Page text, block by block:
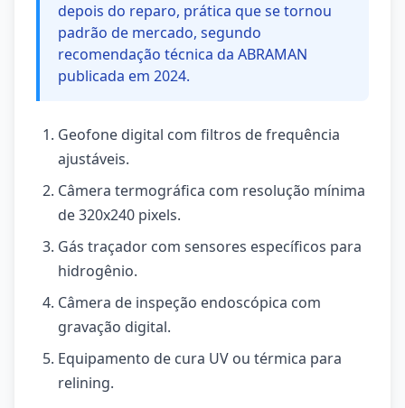
depois do reparo, prática que se tornou
padrão de mercado, segundo
recomendação técnica da ABRAMAN
publicada em 2024.
Geofone digital com filtros de frequência
ajustáveis.
Câmera termográfica com resolução mínima
de 320x240 pixels.
Gás traçador com sensores específicos para
hidrogênio.
Câmera de inspeção endoscópica com
gravação digital.
Equipamento de cura UV ou térmica para
relining.